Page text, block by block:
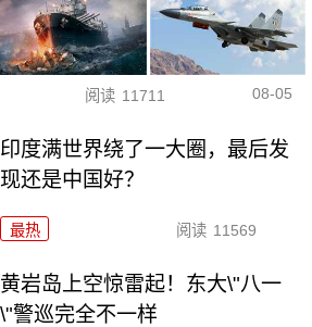
阅读 11711 08-05
印度满世界绕了一大圈，最后发
现还是中国好？
最热 阅读 11569
黄岩岛上空惊雷起！东大\"八一
\"警巡完全不一样